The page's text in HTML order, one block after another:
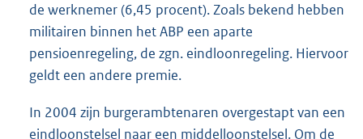
de werknemer (6,45 procent). Zoals bekend hebben
militairen binnen het ABP een aparte
pensioenregeling, de zgn. eindloonregeling. Hiervoor
geldt een andere premie.
In 2004 zijn burgerambtenaren overgestapt van een
eindloonstelsel naar een middelloonstelsel. Om de